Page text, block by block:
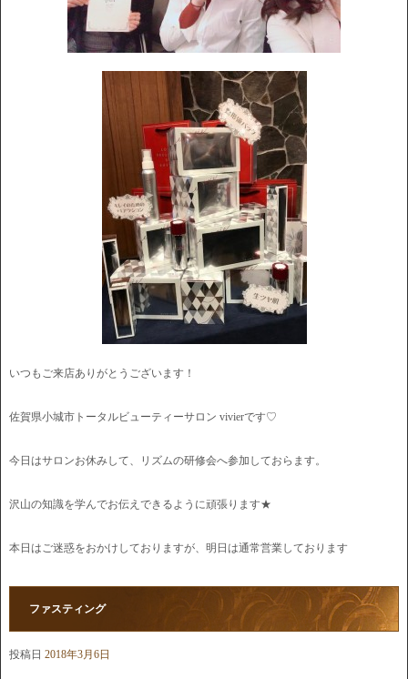
いつもご来店ありがとうございます！
佐賀県小城市トータルビューティーサロン vivierです♡
今日はサロンお休みして、リズムの研修会へ参加しておらます。
沢山の知識を学んでお伝えできるように頑張ります★
本日はご迷惑をおかけしておりますが、明日は通常営業しております
ファスティング
投稿日 2018年3月6日